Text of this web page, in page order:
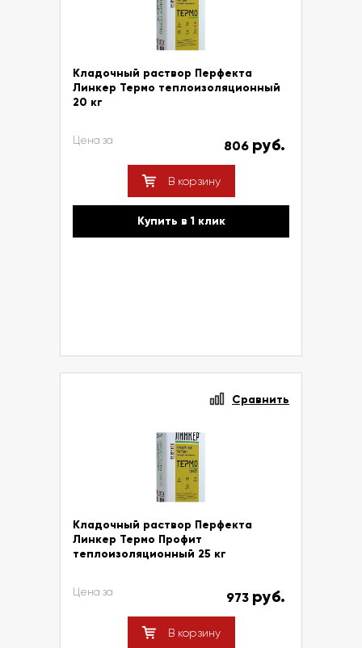
Кладочный раствор Перфекта
Линкер Термо теплоизоляционный
20 кг
Цена за 806 руб.
В корзину
Купить в 1 клик
Сравнить
Кладочный раствор Перфекта
Линкер Термо Профит
теплоизоляционный 25 кг
Цена за 973 руб.
В корзину